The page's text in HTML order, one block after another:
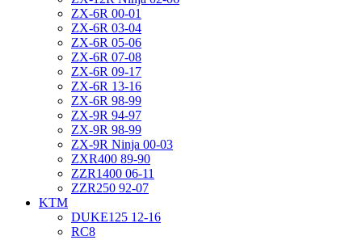
ZX-6R 00-01
ZX-6R 03-04
ZX-6R 05-06
ZX-6R 07-08
ZX-6R 09-17
ZX-6R 13-16
ZX-6R 98-99
ZX-9R 94-97
ZX-9R 98-99
ZX-9R Ninja 00-03
ZXR400 89-90
ZZR1400 06-11
ZZR250 92-07
KTM
DUKE125 12-16
RC8